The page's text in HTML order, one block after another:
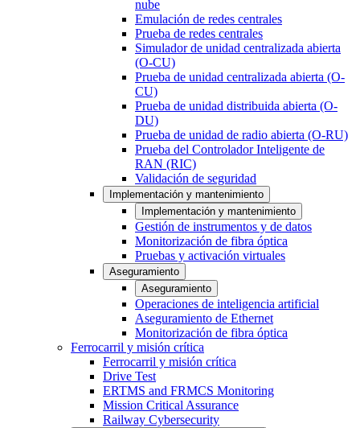
nube
Emulación de redes centrales
Prueba de redes centrales
Simulador de unidad centralizada abierta
(O-CU)
Prueba de unidad centralizada abierta (O-
CU)
Prueba de unidad distribuida abierta (O-
DU)
Prueba de unidad de radio abierta (O-RU)
Prueba del Controlador Inteligente de
RAN (RIC)
Validación de seguridad
Implementación y mantenimiento
Implementación y mantenimiento
Gestión de instrumentos y de datos
Monitorización de fibra óptica
Pruebas y activación virtuales
Aseguramiento
Aseguramiento
Operaciones de inteligencia artificial
Aseguramiento de Ethernet
Monitorización de fibra óptica
Ferrocarril y misión crítica
Ferrocarril y misión crítica
Drive Test
ERTMS and FRMCS Monitoring
Mission Critical Assurance
Railway Cybersecurity